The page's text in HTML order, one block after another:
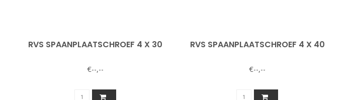
RVS SPAANPLAATSCHROEF 4 X 30
€--,--
RVS SPAANPLAATSCHROEF 4 X 40
€--,--